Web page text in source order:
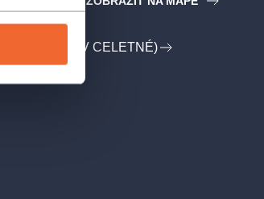
(DIVADLO V CELETNÉ)